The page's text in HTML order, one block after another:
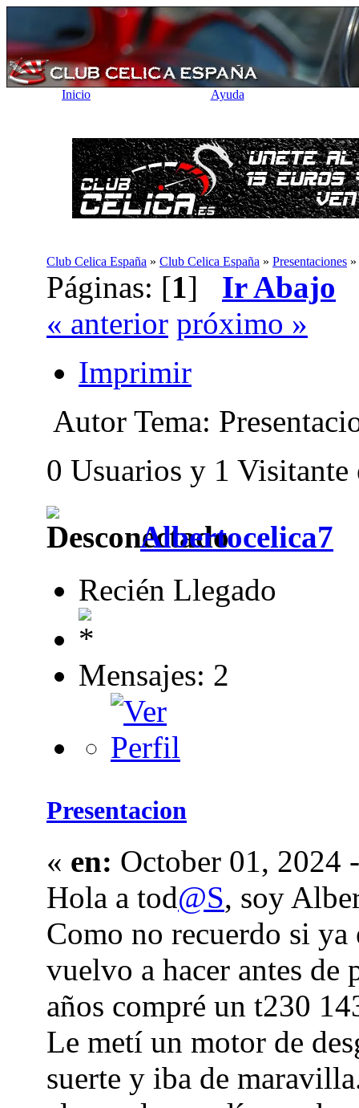
Inicio Ayuda
Club Celica España » Club Celica España » Presentaciones »
Páginas: [1] Ir Abajo
« anterior próximo »
Imprimir
Autor Tema:
0 Usuarios y 1 Visitante
Albertocelica7
Recién Llegado
Mensajes: 2
Presentacion
« en: October 01, 2024
Hola a tod@S, soy
Como no recuerdo si ya
vuelvo a hacer antes de
años compré un t230
Le metí un motor de
suerte y iba de